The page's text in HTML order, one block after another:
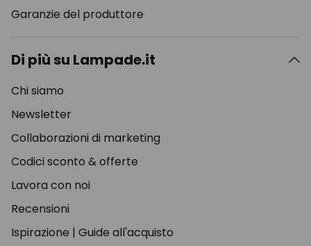
Garanzie del produttore
Di più su Lampade.it
Chi siamo
Newsletter
Collaborazioni di marketing
Codici sconto & offerte
Lavora con noi
Recensioni
Ispirazione | Guide all'acquisto